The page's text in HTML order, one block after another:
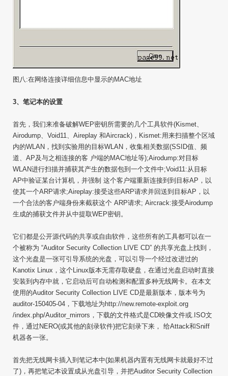
图八:在网络连接详细信息中显示的MAC地址
3、笔记本的设置
首先，我们来准备破解WEP密钥所需要的几个工具软件(Kismet、
Airodump、Void11、Aireplay 和Aircrack)，Kismet:用来扫描整个区域
内的WLAN，找到实验用的目标WLAN，收集相关数据(SSID值、频
道、AP及与之相连接的客 户端的MAC地址等);Airodump:对目标
WLAN进行扫描并捕获其产生的数据包到一个文件中;Void11:从目标
AP中验证某台计算机，并强制 这个客户端重新连接到到目标AP，以
使其一个ARP请求;Aireplay:接受这些ARP请求并回送到目标AP，以
一个合法的客户端身份来截获这个 ARP请求; Aircrack:接受Airodump
生成的捕获文件并从中提取WEP密钥。
它们都是公开源代码的共享或自由软件，这些所有的工具都可以在一
个被称为 “Auditor Security Collection LIVE CD” 的共享光盘上找到，
这个光盘是一张可引导系统的光盘，可以引导一个经过改进过的
Kanotix Linux，这个Linux版本无需存取硬盘，在通过光盘启动时直接
安装到内存中就，它启动后可自动检测和配置多种无线网卡。在本文
使用的Auditor Security Collection LIVE CD是最新版本，版本号为
auditor-150405-04，下载地址为http://new.remote-exploit.org
/index.php/Auditor_mirrors，下载的文件格式是CD映像文件或.ISO文
件，通过NERO(或其他的刻录软件)把它刻录下来， 给Attack和Sniff
机器各一张。
首先把无线网卡插入到笔记本中(如果机器内置有无线网卡就最好不过
了)，再把笔记本设置成从光盘引导，并把Auditor Security Collection